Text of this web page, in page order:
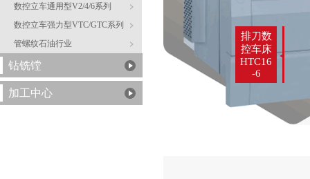
数控立车通用型V2/4/6系列
数控立车强力型VTC/GTC系列
管螺纹石油行业
钻铣镗
加工中心
排刀数
控车床
HTC16
-6